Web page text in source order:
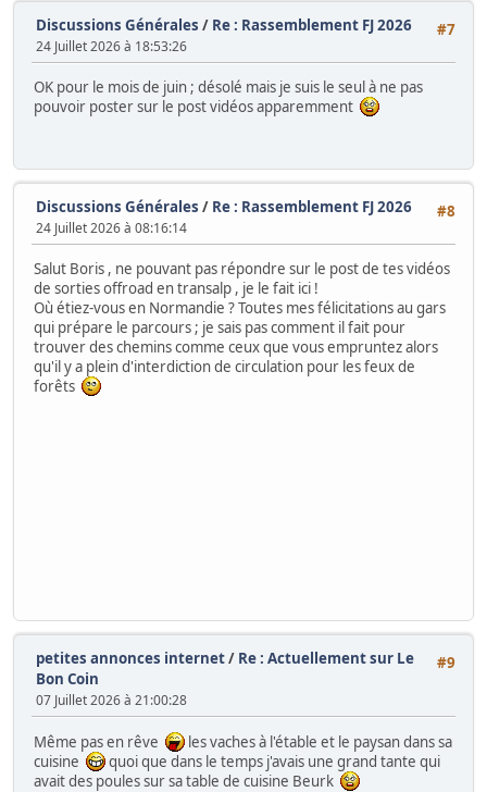
#7
Discussions Générales / Re : Rassemblement FJ 2026
24 Juillet 2026 à 18:53:26
OK pour le mois de juin ; désolé mais je suis le seul à ne pas
pouvoir poster sur le post vidéos apparemment
#8
Discussions Générales / Re : Rassemblement FJ 2026
24 Juillet 2026 à 08:16:14
Salut Boris , ne pouvant pas répondre sur le post de tes vidéos
de sorties offroad en transalp , je le fait ici !
Où étiez-vous en Normandie ? Toutes mes félicitations au gars
qui prépare le parcours ; je sais pas comment il fait pour
trouver des chemins comme ceux que vous empruntez alors
qu'il y a plein d'interdiction de circulation pour les feux de
forêts
#9
petites annonces internet/ Re : Actuellement sur Le
Bon Coin
07 Juillet 2026 à 21:00:28
Même pas en rêve
les vaches à l'étable et le paysan dans sa
cuisine
quoi que dans le temps j'avais une grand tante qui
avait des poules sur sa table de cuisine Beurk